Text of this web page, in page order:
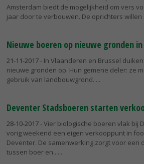
Amsterdam biedt de mogelijkheid om vers
jaar door te verbouwen. De oprichters willen
Nieuwe boeren op nieuwe gronden
21-11-2017- In Vlaanderen en Brussel
nieuwe gronden op. Hun gemene deler: ze
gebruik van landbouwgrond.
Deventer Stadsboeren starten
28-10-2017- Vier biologische boeren vlak bij
vorig weekend een eigen verkooppunt in
Deventer. De samenwerking zorgt voor een
tussen boer en...